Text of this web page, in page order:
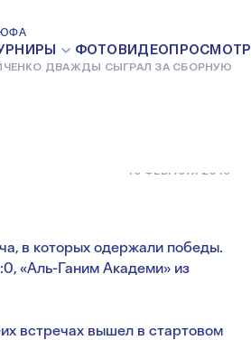
ФОТОВИДЕОПРОСМОТР
ДВАЖДЫ СЫГРАЛ ЗА СБОРНУЮ
СЫГРАЛ
16 ФЕВРАЛЯ 2019
в которых одержали победы.
«Аль-Ганим Академи» из
встречах вышел в стартовом